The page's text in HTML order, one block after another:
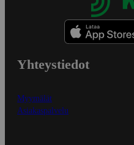
Yhteystiedot
Myymälät
Asiakaspalvelu